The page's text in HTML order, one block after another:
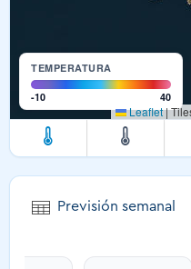
TEMPERATURA
-10 40
Leaflet|
Previsión semanal